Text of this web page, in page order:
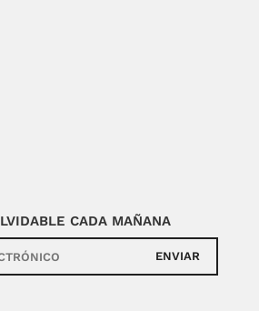
CADA MAÑANA
ENVIAR